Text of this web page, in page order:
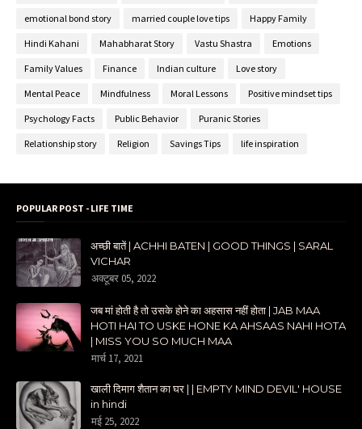
emotional bond story married couple love tips Happy Family
Hindi Kahani Mahabharat Story Vastu Shastra Emotions
Family Values Finance Indian culture Love story
Mental Peace Mindfulness Moral Lessons Positive mindset tips
Psychology Facts Public Behavior Puranic Stories
Relationship story Religion Savings Tips life inspiration
POPULAR POST - LIFE TIME
अच्छी बातें | ACHHI BATEN | GOOD THINGS | SARAL
VICHAR
अक्टूबर 05, 2022
जब मां होती है तो उसके होने का अहसास नहीं होता | JAB MAA
HOTI HAI TO USKE HONE KA AHSAAS NAHI HOTA
| MISS YOU SO MUCH MAA
मार्च 17, 2021
खाली दिमाग शैतान का घर | | EMPTY MIND DEVIL' HOUSE
in hindi
मई 25, 2022